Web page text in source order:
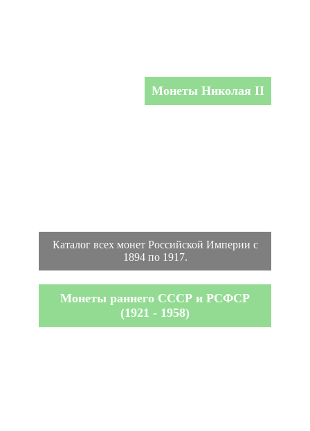
Монеты Николая II
Каталог всех монет Российской Империи с
1894 по 1917.
Монеты раннего СССР и РСФСР
(1921 - 1958)